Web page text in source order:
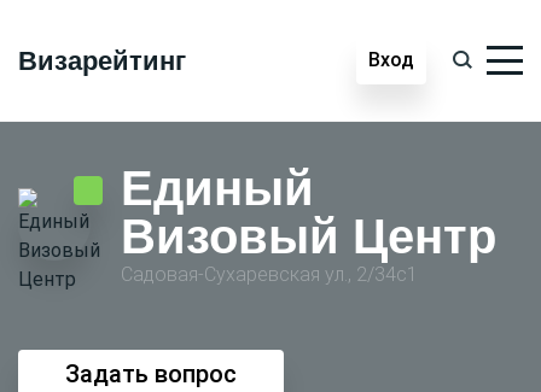
Визарейтинг Вход
Единый
Визовый Центр
Садовая-Сухаревская ул., 2/34с1
Задать вопрос